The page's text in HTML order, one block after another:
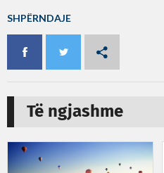
SHPËRNDAJE
Të ngjashme